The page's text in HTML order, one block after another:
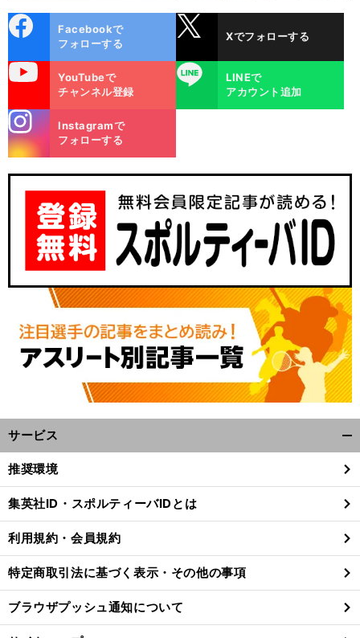
ok
Facebookで
フォローする
Xでフォローする
YouTubeで
チャンネル登録
LINE
LINEで
アカウント追加
m
Instagramで
フォローする
サービス
閉
る
推奨環境
集英社ID・スポルティーバIDとは
利用規約・会員規約
特定商取引法に基づく表示・その他の事項
ブラウザプッシュ通知について